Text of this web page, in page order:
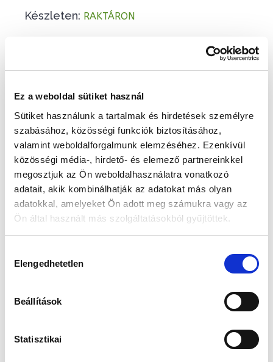
Ez a weboldal sütiket használ
Sütiket használunk a tartalmak és hirdetések személyre
szabásához, közösségi funkciók biztosításához,
valamint weboldalforgalmunk elemzéséhez. Ezenkívül
közösségi média-, hirdető- és elemező partnereinkkel
megosztjuk az Ön weboldalhasználatra vonatkozó
adatait, akik kombinálhatják az adatokat más olyan
adatokkal, amelyeket Ön adott meg számukra vagy az
Ön által használt más szolgáltatásokból gyűjtöttek.
kiválasztása
Elengedhetetlen
Beállítások
Statisztikai
Készleten: RAKTÁRON
KOSÁRBA TESZ
Gyors szállítás
1-2 munkanap
Garancia
Hivatalos forgalmazó
Biztonságos
Fizetés